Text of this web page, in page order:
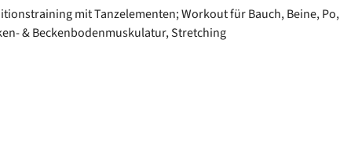
mit Tanzelementen; Workout für Bauch, Beine, Po,
& Beckenbodenmuskulatur, Stretching